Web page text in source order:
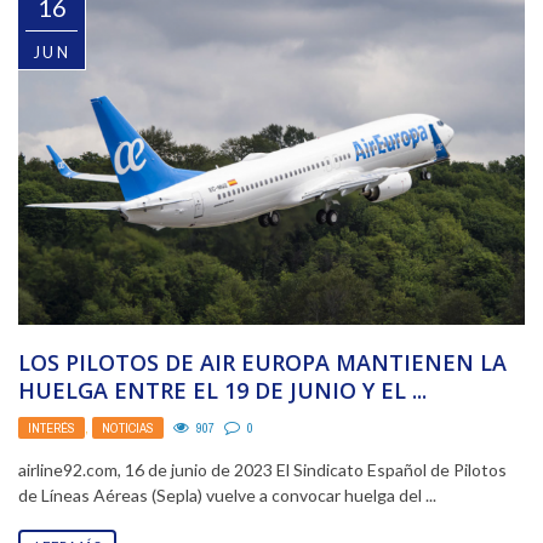
16
JUN
LOS PILOTOS DE AIR EUROPA MANTIENEN LA
HUELGA ENTRE EL 19 DE JUNIO Y EL ...
INTERÉS , NOTICIAS 907 0
airline92.com, 16 de junio de 2023 El Sindicato Español de Pilotos
de Líneas Aéreas (Sepla) vuelve a convocar huelga del ...